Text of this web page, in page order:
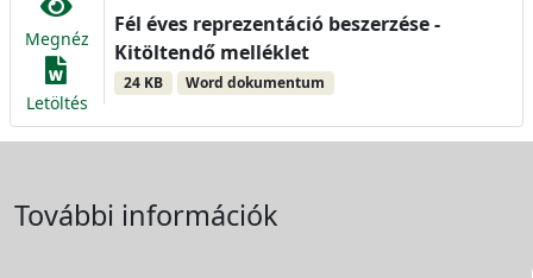
Megnéz
Letöltés
Fél éves reprezentáció beszerzése -
Kitöltendő melléklet
24 KB Word dokumentum
További információk